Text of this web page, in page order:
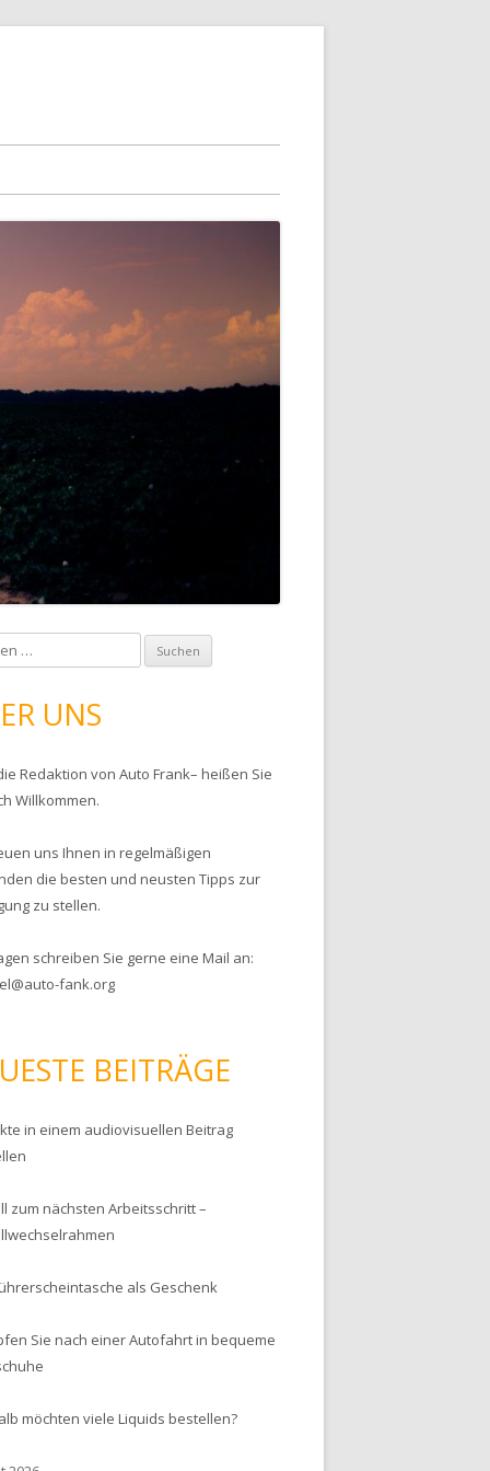
UNS
Redaktion von Auto Frank– heißen Sie
Willkommen.
uns Ihnen in regelmäßigen
die besten und neusten Tipps zur
zu stellen.
schreiben Sie gerne eine Mail an:
fank.org
BEITRÄGE
in einem audiovisuellen Beitrag
zum nächsten Arbeitsschritt –
als Geschenk
Sie nach einer Autofahrt in bequeme
möchten viele Liquids bestellen?